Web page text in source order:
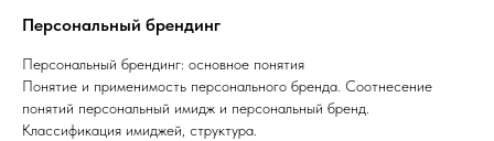
Персональный брендинг
Персональный брендинг: основное понятия
Понятие и применимость персонального бренда. Соотнесение
понятий персональный имидж и персональный бренд.
Классификация имиджей, структура.